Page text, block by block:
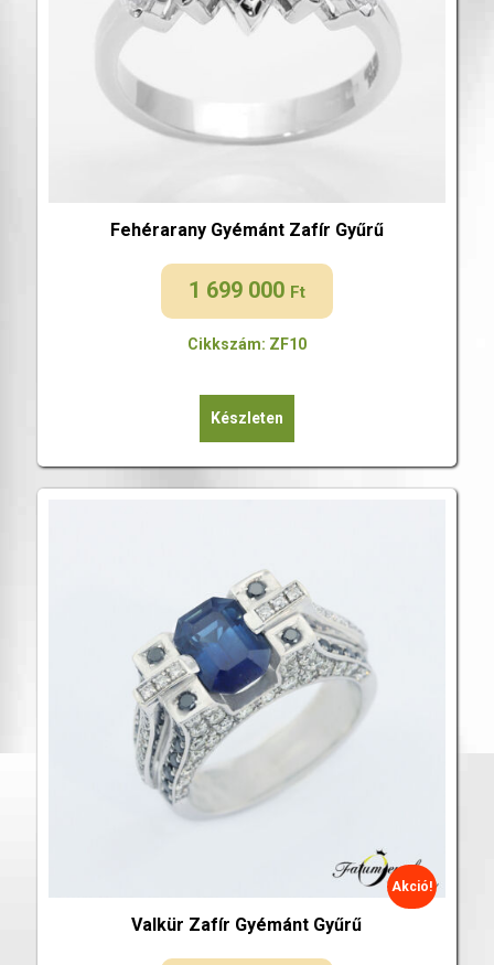
Fehérarany Gyémánt Zafír Gyűrű
1 699 000 Ft
Cikkszám: ZF10
Készleten
Valkür Zafír Gyémánt Gyűrű
Akció!